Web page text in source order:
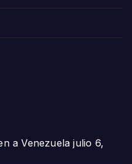
a Venezuela julio 6,